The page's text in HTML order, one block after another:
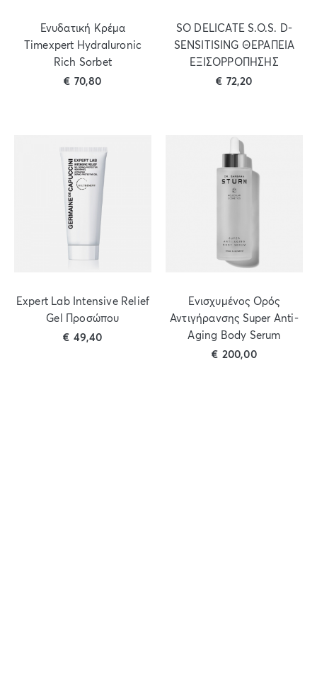
Ενυδατική Κρέμα
Timexpert Hydraluronic
Rich Sorbet
€ 70,80
SO DELICATE S.O.S. D-
SENSITISING ΘΕΡΑΠΕΙΑ
ΕΞΙΣΟΡΡΟΠΗΣΗΣ
€ 72,20
Expert Lab Intensive Relief
Gel Προσώπου
€ 49,40
Ενισχυμένος Ορός
Αντιγήρανσης Super Anti-
Aging Body Serum
€ 200,00